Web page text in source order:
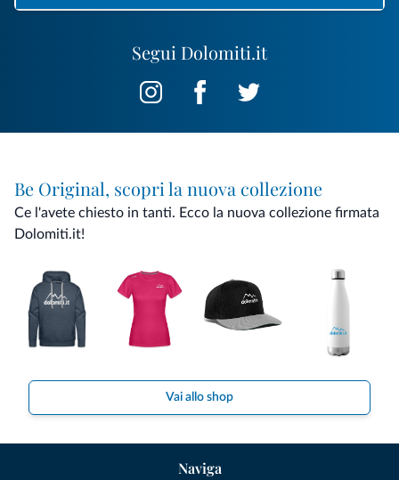
Segui Dolomiti.it
Be Original, scopri la nuova collezione
Ce l'avete chiesto in tanti. Ecco la nuova collezione firmata
Dolomiti.it!
Vai allo shop
Naviga